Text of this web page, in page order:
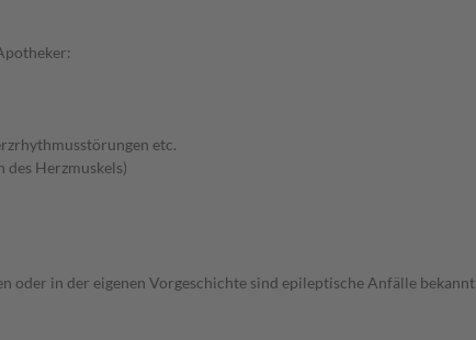
etc.
Herzmuskels)
oder in der eigenen Vorgeschichte sind epileptische Anfälle bekannt